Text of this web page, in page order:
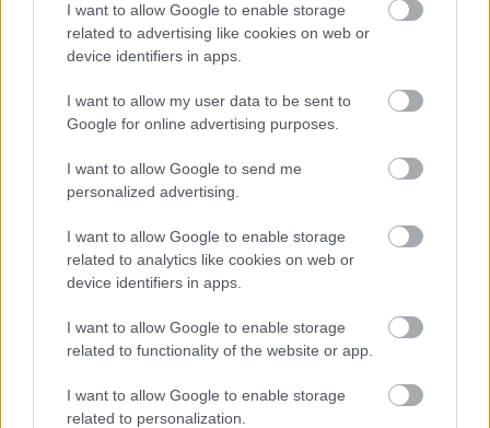
I want to allow Google to enable storage
related to advertising like cookies on web or
device identifiers in apps.
I want to allow my user data to be sent to
Google for online advertising purposes.
I want to allow Google to send me
personalized advertising.
I want to allow Google to enable storage
related to analytics like cookies on web or
device identifiers in apps.
I want to allow Google to enable storage
related to functionality of the website or app.
I want to allow Google to enable storage
related to personalization.
Sevilla
IGLESIAS
SUAZO
KIKE SALAS
SANGANTE
BUENO
GURIDI
ROMERO